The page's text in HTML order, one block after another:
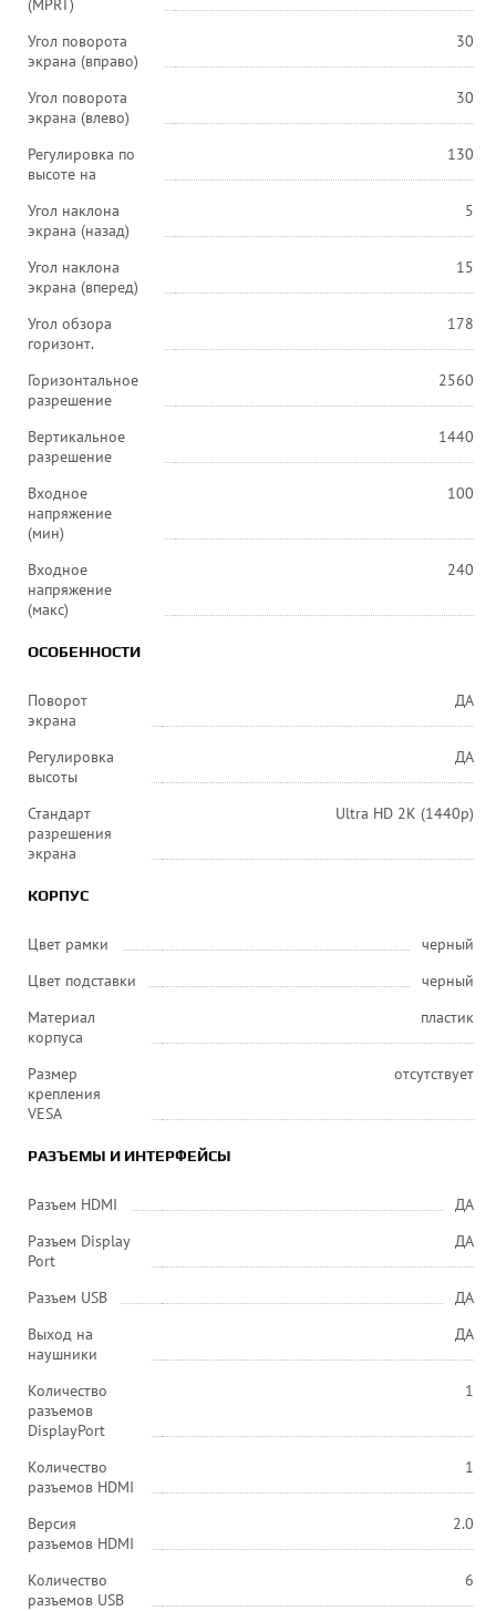
(MPRT)
Угол поворота
экрана (вправо)
30
Угол поворота
экрана (влево)
30
Регулировка по
высоте на
130
Угол наклона
экрана (назад)
5
Угол наклона
экрана (вперед)
15
Угол обзора
горизонт.
178
Горизонтальное
разрешение
2560
Вертикальное
разрешение
1440
Входное
напряжение
(мин)
100
Входное
напряжение
(макс)
240
ОСОБЕННОСТИ
Поворот
экрана
ДА
Регулировка
высоты
ДА
Стандарт
разрешения
экрана
Ultra HD 2K (1440p)
КОРПУС
Цвет рамки
черный
Цвет подставки
черный
Материал
корпуса
пластик
Размер
крепления
VESA
отсутствует
РАЗЪЕМЫ И ИНТЕРФЕЙСЫ
Разъем HDMI
ДА
Разъем Display
Port
ДА
Разъем USB
ДА
Выход на
наушники
ДА
Количество
разъемов
DisplayPort
1
Количество
разъемов HDMI
1
Версия
разъемов HDMI
2.0
Количество
разъемов USB
6